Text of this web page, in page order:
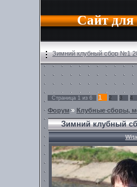
Сайт для
Зимний клубный сбор №1
Страница 1 из 6 1 2 3 4
Форум» Клубные сборы,
Зимний клубный